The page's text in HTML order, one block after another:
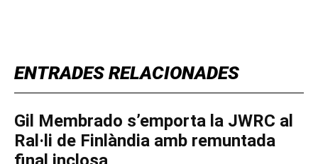
ENTRADES RELACIONADES
Gil Membrado s’emporta la JWRC al
Ral·li de Finlàndia amb remuntada